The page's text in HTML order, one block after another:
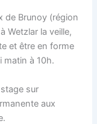
de Brunoy (région
Wetzlar la veille,
et être en forme
matin à 10h.
sur
aux